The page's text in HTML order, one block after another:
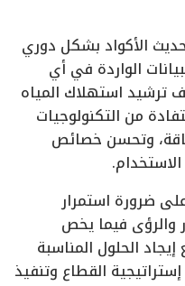
الأكواد بشكل دوري
الواردة في أي
ترشيد استهلاك المياه
من التكنولوجيات
وتحسن خصائص
ضرورة استمرار
والرؤى فيما يخص
الحلول المناسبة
القطاع وتنفيذ